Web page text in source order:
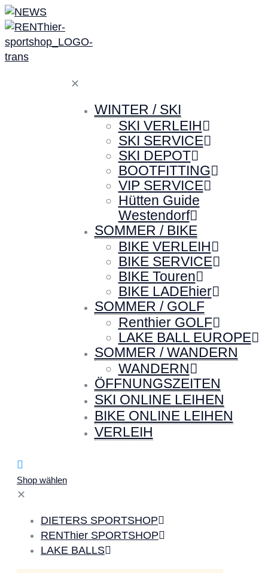
✕
WINTER / SKI
SKI VERLEIH
SKI SERVICE
SKI DEPOT
BOOTFITTING
VIP SERVICE
Hütten Guide
Westendorf
SOMMER / BIKE
BIKE VERLEIH
BIKE SERVICE
BIKE Touren
BIKE LADEhier
SOMMER / GOLF
Renthier GOLF
LAKE BALL EUROPE
SOMMER / WANDERN
WANDERN
ÖFFNUNGSZEITEN
SKI ONLINE LEIHEN
BIKE ONLINE LEIHEN
VERLEIH
Shop wählen
✕
DIETERS SPORTSHOP
RENThier SPORTSHOP
LAKE BALLS